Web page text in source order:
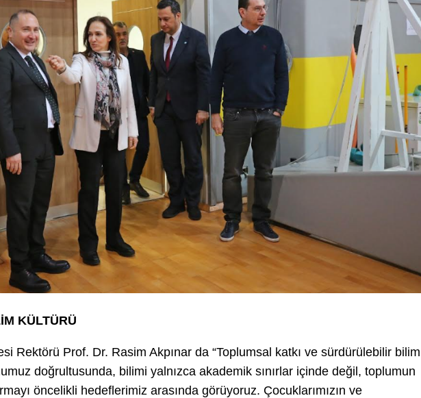
KÜLTÜRÜ
Rektörü Prof. Dr. Rasim Akpınar da “Toplumsal katkı ve sürdürülebilir bilim
doğrultusunda, bilimi yalnızca akademik sınırlar içinde değil, toplumun
öncelikli hedeflerimiz arasında görüyoruz. Çocuklarımızın ve